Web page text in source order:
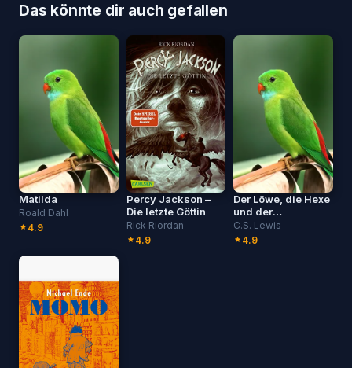
Das könnte dir auch gefallen
Matilda
Roald Dahl
4.9
Percy Jackson –
Die letzte Göttin
Rick Riordan
4.9
Der Löwe, die Hexe
und der
Kleiderschrank
C.S. Lewis
4.9